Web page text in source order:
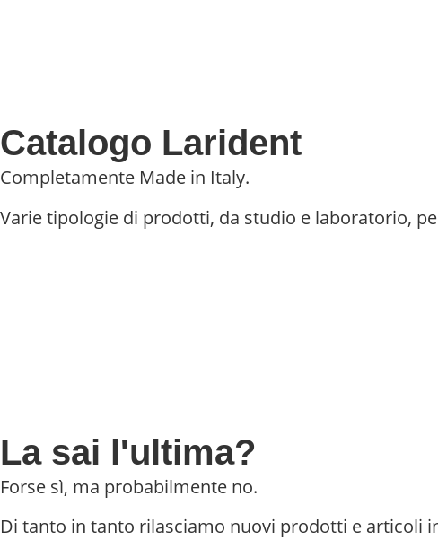
Catalogo Larident
Completamente Made in Italy.
Varie tipologie di prodotti, da studio e laboratorio,
La sai l'ultima?
Forse sì, ma probabilmente no.
Di tanto in tanto rilasciamo nuovi prodotti e articoli